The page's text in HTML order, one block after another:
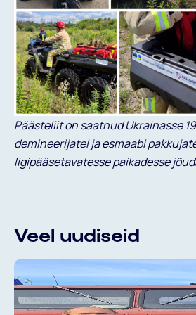
Päästeliit on saatnud Ukrainasse
demineerijatel ja esmaabi
ligipääsetavatesse paikadesse
Veel uudiseid